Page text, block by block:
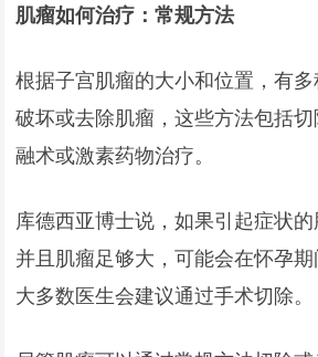
肌瘤如何治疗：常规方法
根据子宫肌瘤的大小和位置，有多
破坏或去除肌瘤，这些方法包括
融术或激素药物治疗。
库德西亚博士说，如果引起症状的
并且肌瘤足够大，可能会在怀孕
大多数医生会建议通过手术切除。